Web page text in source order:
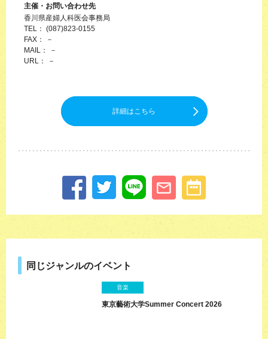
主催・お問い合わせ先
香川県産婦人科医会事務局
TEL： (087)823-0155
FAX： －
MAIL： －
URL： －
詳細はこちら
同じジャンルのイベント
音楽
東京藝術大学Summer Concert 2026